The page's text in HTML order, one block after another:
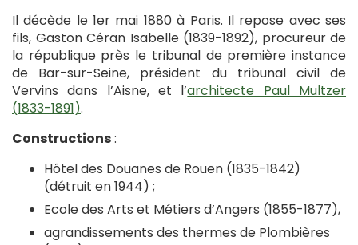
Il décède le 1er mai 1880 à Paris. Il repose avec ses
fils, Gaston Céran Isabelle (1839-1892), procureur de
la république près le tribunal de première instance
de Bar-sur-Seine, président du tribunal civil de
Vervins dans l’Aisne, et l’architecte Paul Multzer
(1833-1891).
Constructions:
Hôtel des Douanes de Rouen (1835-1842)
(détruit en 1944) ;
Ecole des Arts et Métiers d’Angers (1855-1877),
agrandissements des thermes de Plombières